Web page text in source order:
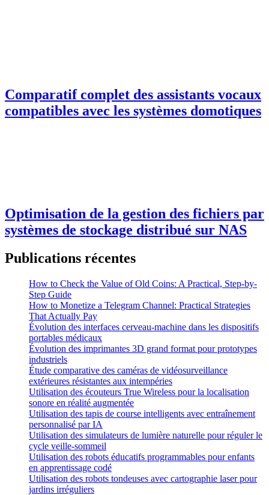
Comparatif complet des assistants vocaux
compatibles avec les systèmes domotiques
Optimisation de la gestion des fichiers par
systèmes de stockage distribué sur NAS
Publications récentes
How to Check the Value of Old Coins: A Practical, Step-by-
Step Guide
How to Monetize a Telegram Channel: Practical Strategies
That Actually Pay
Évolution des interfaces cerveau-machine dans les dispositifs
portables médicaux
Évolution des imprimantes 3D grand format pour prototypes
industriels
Étude comparative des caméras de vidéosurveillance
extérieures résistantes aux intempéries
Utilisation des écouteurs True Wireless pour la localisation
sonore en réalité augmentée
Utilisation des tapis de course intelligents avec entraînement
personnalisé par IA
Utilisation des simulateurs de lumière naturelle pour réguler le
cycle veille-sommeil
Utilisation des robots éducatifs programmables pour enfants
en apprentissage codé
Utilisation des robots tondeuses avec cartographie laser pour
jardins irréguliers